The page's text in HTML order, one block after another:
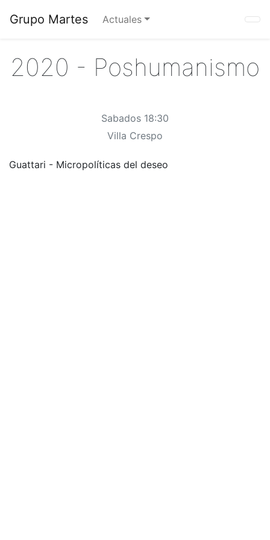
Grupo Martes Actuales
2020 - Poshumanismo
Sabados 18:30
Villa Crespo
Guattari - Micropolíticas del deseo